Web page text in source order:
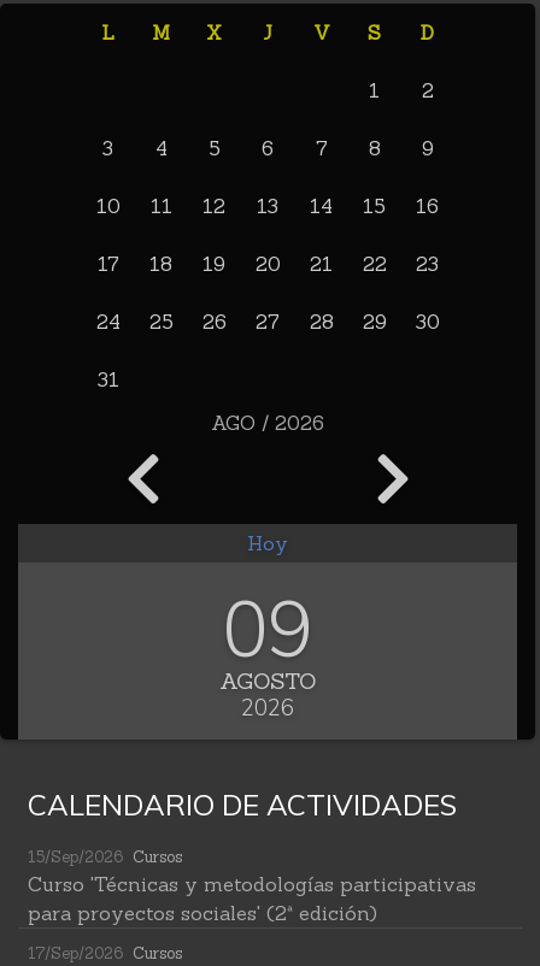
L M X J V S D
1 2
3 4 5 6 7 8 9
10 11 12 13 14 15 16
17 18 19 20 21 22 23
24 25 26 27 28 29 30
31
AGO / 2026
Hoy
09
AGOSTO
2026
CALENDARIO DE ACTIVIDADES
15/Sep/2026 Cursos
Curso 'Técnicas y metodologías participativas
para proyectos sociales' (2ª edición)
17/Sep/2026 Cursos